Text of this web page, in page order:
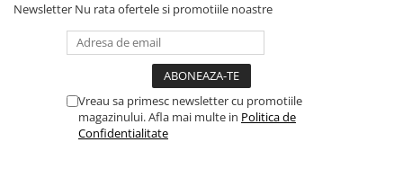
Newsletter Nu rata ofertele si promotiile noastre
Vreau sa primesc newsletter cu promotiile
magazinului. Afla mai multe in Politica de
Confidentialitate